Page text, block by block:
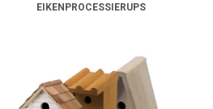
EIKENPROCESSIERUPS